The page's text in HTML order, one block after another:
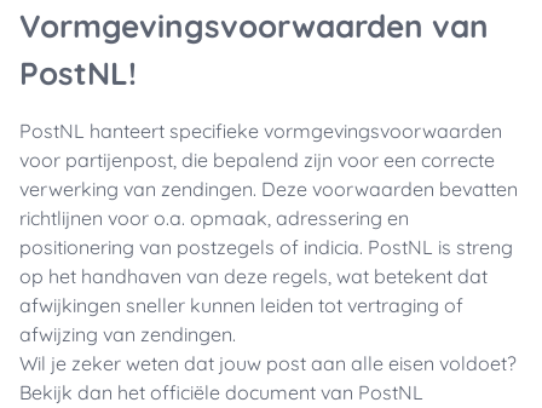
Vormgevingsvoorwaarden van
PostNL!
PostNL hanteert specifieke vormgevingsvoorwaarden
voor partijenpost, die bepalend zijn voor een correcte
verwerking van zendingen. Deze voorwaarden bevatten
richtlijnen voor o.a. opmaak, adressering en
positionering van postzegels of indicia. PostNL is streng
op het handhaven van deze regels, wat betekent dat
afwijkingen sneller kunnen leiden tot vertraging of
afwijzing van zendingen.
Wil je zeker weten dat jouw post aan alle eisen voldoet?
Bekijk dan het officiële document van PostNL